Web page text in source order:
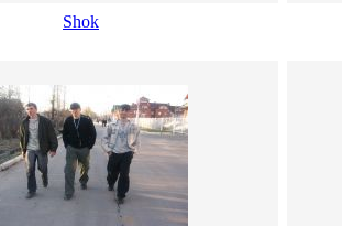
Shok